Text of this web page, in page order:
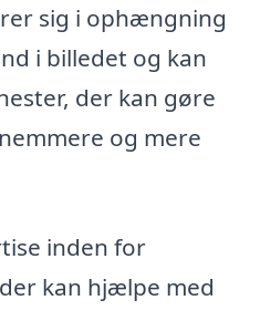
sig i ophængning
i billedet og kan
der kan gøre
og mere
inden for
kan hjælpe med